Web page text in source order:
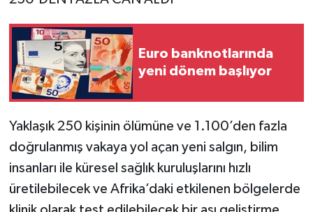
Euro banknotlarında
yeni dönem başlıyor
Yaklaşık 250 kişinin ölümüne ve 1.100’den fazla
doğrulanmış vakaya yol açan yeni salgın, bilim
insanları ile küresel sağlık kuruluşlarını hızlı
üretilebilecek ve Afrika’daki etkilenen bölgelerde